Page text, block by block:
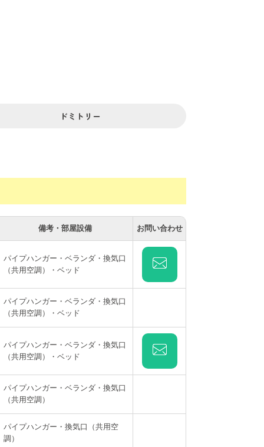
ドミトリー
備考・部屋設備 お問い合わせ
パイプハンガー・ベランダ・換気口
（共用空調）・ベッド
パイプハンガー・ベランダ・換気口
（共用空調）・ベッド
パイプハンガー・ベランダ・換気口
（共用空調）・ベッド
パイプハンガー・ベランダ・換気口
（共用空調）
パイプハンガー・換気口（共用空
調）